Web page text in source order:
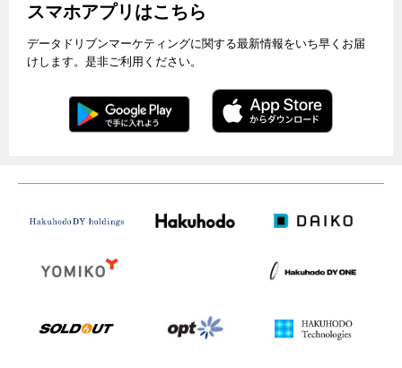
スマホアプリはこちら
データドリブンマーケティングに関する最新情報をいち早くお届
けします。是非ご利用ください。